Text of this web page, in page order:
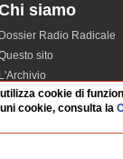
siamo
Dossier Radio Radicale
sito
L'Archivio
Redazione
musica da Requiem
informatica
cookie di
cookie, consulta la